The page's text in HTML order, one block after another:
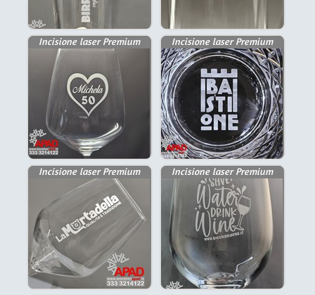
Incisione laser Premium Incisione laser Premium
Incisione laser Premium Incisione laser Premium